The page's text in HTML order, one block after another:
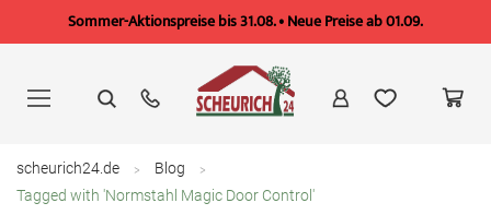
Sommer-Aktionspreise bis 31.08. • Neue Preise ab 01.09.
springen
scheurich24.de
Blog
Tagged with 'Normstahl Magic Door Control'